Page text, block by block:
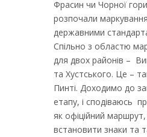
Фрасин чи Чорної
розпочали маркування
державними
Спільно з областю
для двох районів –
та Хустського. Це –
Пинті. Доходимо до
етапу, і сподіваюсь
як офіційний
встановити знаки та